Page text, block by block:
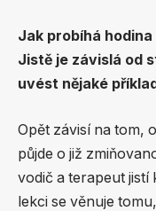
Jak probíhá
Jistě je závislá od
uvést nějaké
Opět závisí na tom,
půjde o již
vodič a terapeut jistí
lekci se věnuje